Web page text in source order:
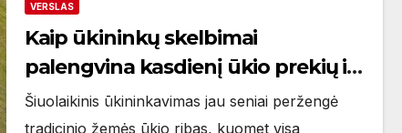
VERSLAS
Kaip ūkininkų skelbimai
palengvina kasdienį ūkio prekių ir
paslaugų valdymą
Šiuolaikinis ūkininkavimas jau seniai peržengė
tradicinio žemės ūkio ribas, kuomet visa